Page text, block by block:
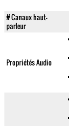
# Canaux haut-
parleur
Propriétés Audio